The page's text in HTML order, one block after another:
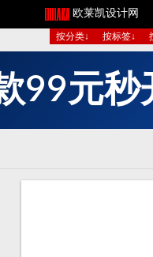
欧莱凯设计网
按分类↓
按标签↓
99元秒